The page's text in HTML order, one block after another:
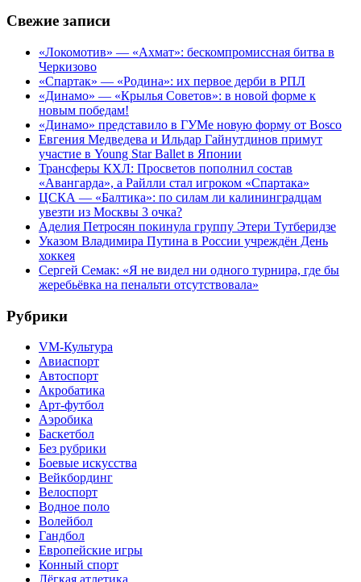
Свежие записи
«Локомотив» — «Ахмат»: бескомпромиссная битва в
Черкизово
«Спартак» — «Родина»: их первое дерби в РПЛ
«Динамо» — «Крылья Советов»: в новой форме к
новым победам!
«Динамо» представило в ГУМе новую форму от Bosco
Евгения Медведева и Ильдар Гайнутдинов примут
участие в Young Star Ballet в Японии
Трансферы КХЛ: Просветов пополнил состав
«Авангарда», а Райлли стал игроком «Спартака»
ЦСКА — «Балтика»: по силам ли калининградцам
увезти из Москвы 3 очка?
Аделия Петросян покинула группу Этери Тутберидзе
Указом Владимира Путина в России учреждён День
хоккея
Сергей Семак: «Я не видел ни одного турнира, где бы
жеребьёвка на пенальти отсутствовала»
Рубрики
VM-Культура
Авиаспорт
Автоспорт
Акробатика
Арт-футбол
Аэробика
Баскетбол
Без рубрики
Боевые искусства
Вейкбординг
Велоспорт
Водное поло
Волейбол
Гандбол
Европейские игры
Конный спорт